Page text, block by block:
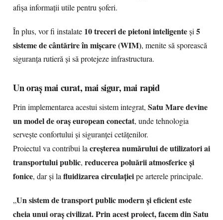
afișa informații utile pentru șoferi.
În plus, vor fi instalate 10 treceri de pietoni inteligenteși5
sisteme de cântărire în mișcare (WIM), menite să sporească
siguranța rutieră și să protejeze infrastructura.
Un oraș mai curat, mai sigur, mai rapid
Prin implementarea acestui sistem integrat, Satu Mare devine
un model de oraș european conectat, unde tehnologia
servește confortului și siguranței cetățenilor.
Proiectul va contribui lacreșterea numărului de utilizatori ai
transportului public, reducerea poluării atmosferice și
fonice, dar și lafluidizarea circulațieipe arterele principale.
„Un sistem de transport public modern și eficient este
cheia unui oraș civilizat. Prin acest proiect, facem din Satu